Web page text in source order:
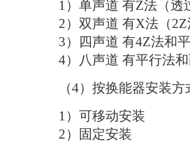
1）单声道 有Z法（透
2）双声道 有X法（2Z
3）四声道 有4Z法和
4）八声道 有平行法和
（4）按换能器安装方
1）可移动安装
2）固定安装